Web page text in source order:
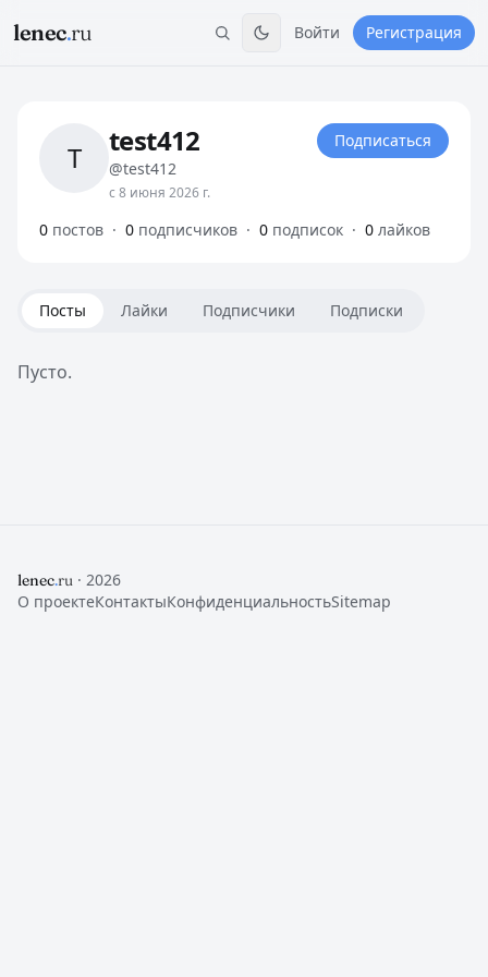
lenec.ru Войти Регистрация
T test412
@test412
с 8 июня 2026 г.
Подписаться
0 постов · 0 подписчиков · 0 подписок · 0 лайков
Посты Лайки Подписчики Подписки
Пусто.
lenec.ru · 2026
О проектеКонтактыКонфиденциальностьSitemap